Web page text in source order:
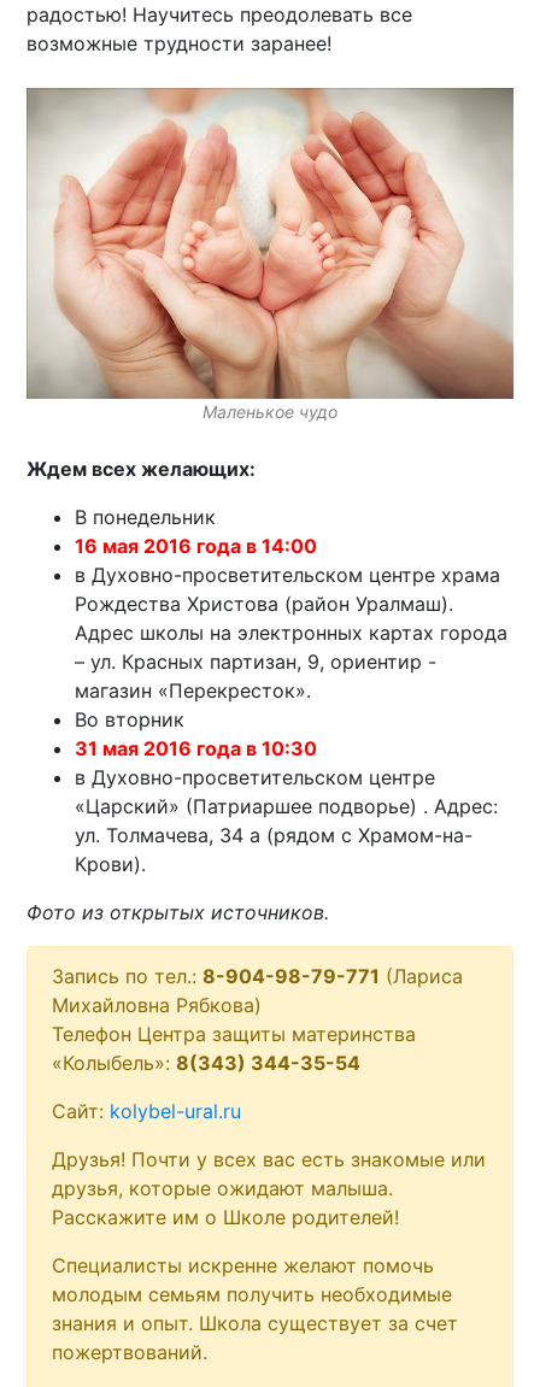
радостью! Научитесь преодолевать все
возможные трудности заранее!
Маленькое чудо
Ждем всех желающих:
В понедельник
16 мая 2016 года в 14:00
в Духовно-просветительском центре храма
Рождества Христова (район Уралмаш).
Адрес школы на электронных картах города
– ул. Красных партизан, 9, ориентир -
магазин «Перекресток».
Во вторник
31 мая 2016 года в 10:30
в Духовно-просветительском центре
«Царский» (Патриаршее подворье) . Адрес:
ул. Толмачева, 34 а (рядом с Храмом-на-
Крови).
Фото из открытых источников.
Запись по тел.:8-904-98-79-771 (Лариса
Михайловна Рябкова)
Телефон Центра защиты материнства
«Колыбель»:8(343) 344-35-54
Сайт: kolybel-ural.ru
Друзья! Почти у всех вас есть знакомые или
друзья, которые ожидают малыша.
Расскажите им о Школе родителей!
Специалисты искренне желают помочь
молодым семьям получить необходимые
знания и опыт. Школа существует за счет
пожертвований.